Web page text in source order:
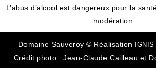
L’abus d’alcool est dangereux pour la
modération.
Domaine Sauveroy © Réalisation
Crédit photo : Jean-Claude Cailleau et